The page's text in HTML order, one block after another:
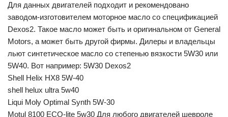
Для данных двигателей подходит и рекомендовано
заводом-изготовителем моторное масло со спецификацией
Dexos2. Такое масло может быть и оригинальном от General
Motors, а может быть другой фирмы. Дилеры и владельцы
льют синтетическое масло со степенью вязкости 5W30 или
5W40. Вот например: 5W30 Dexos2
Shell Helix HX8 5W-40
shell helux ultra 5w40
Liqui Moly Optimal Synth 5W-30
Motul 8100 ECO-lite 5w30 Для любого двигателей шевроле